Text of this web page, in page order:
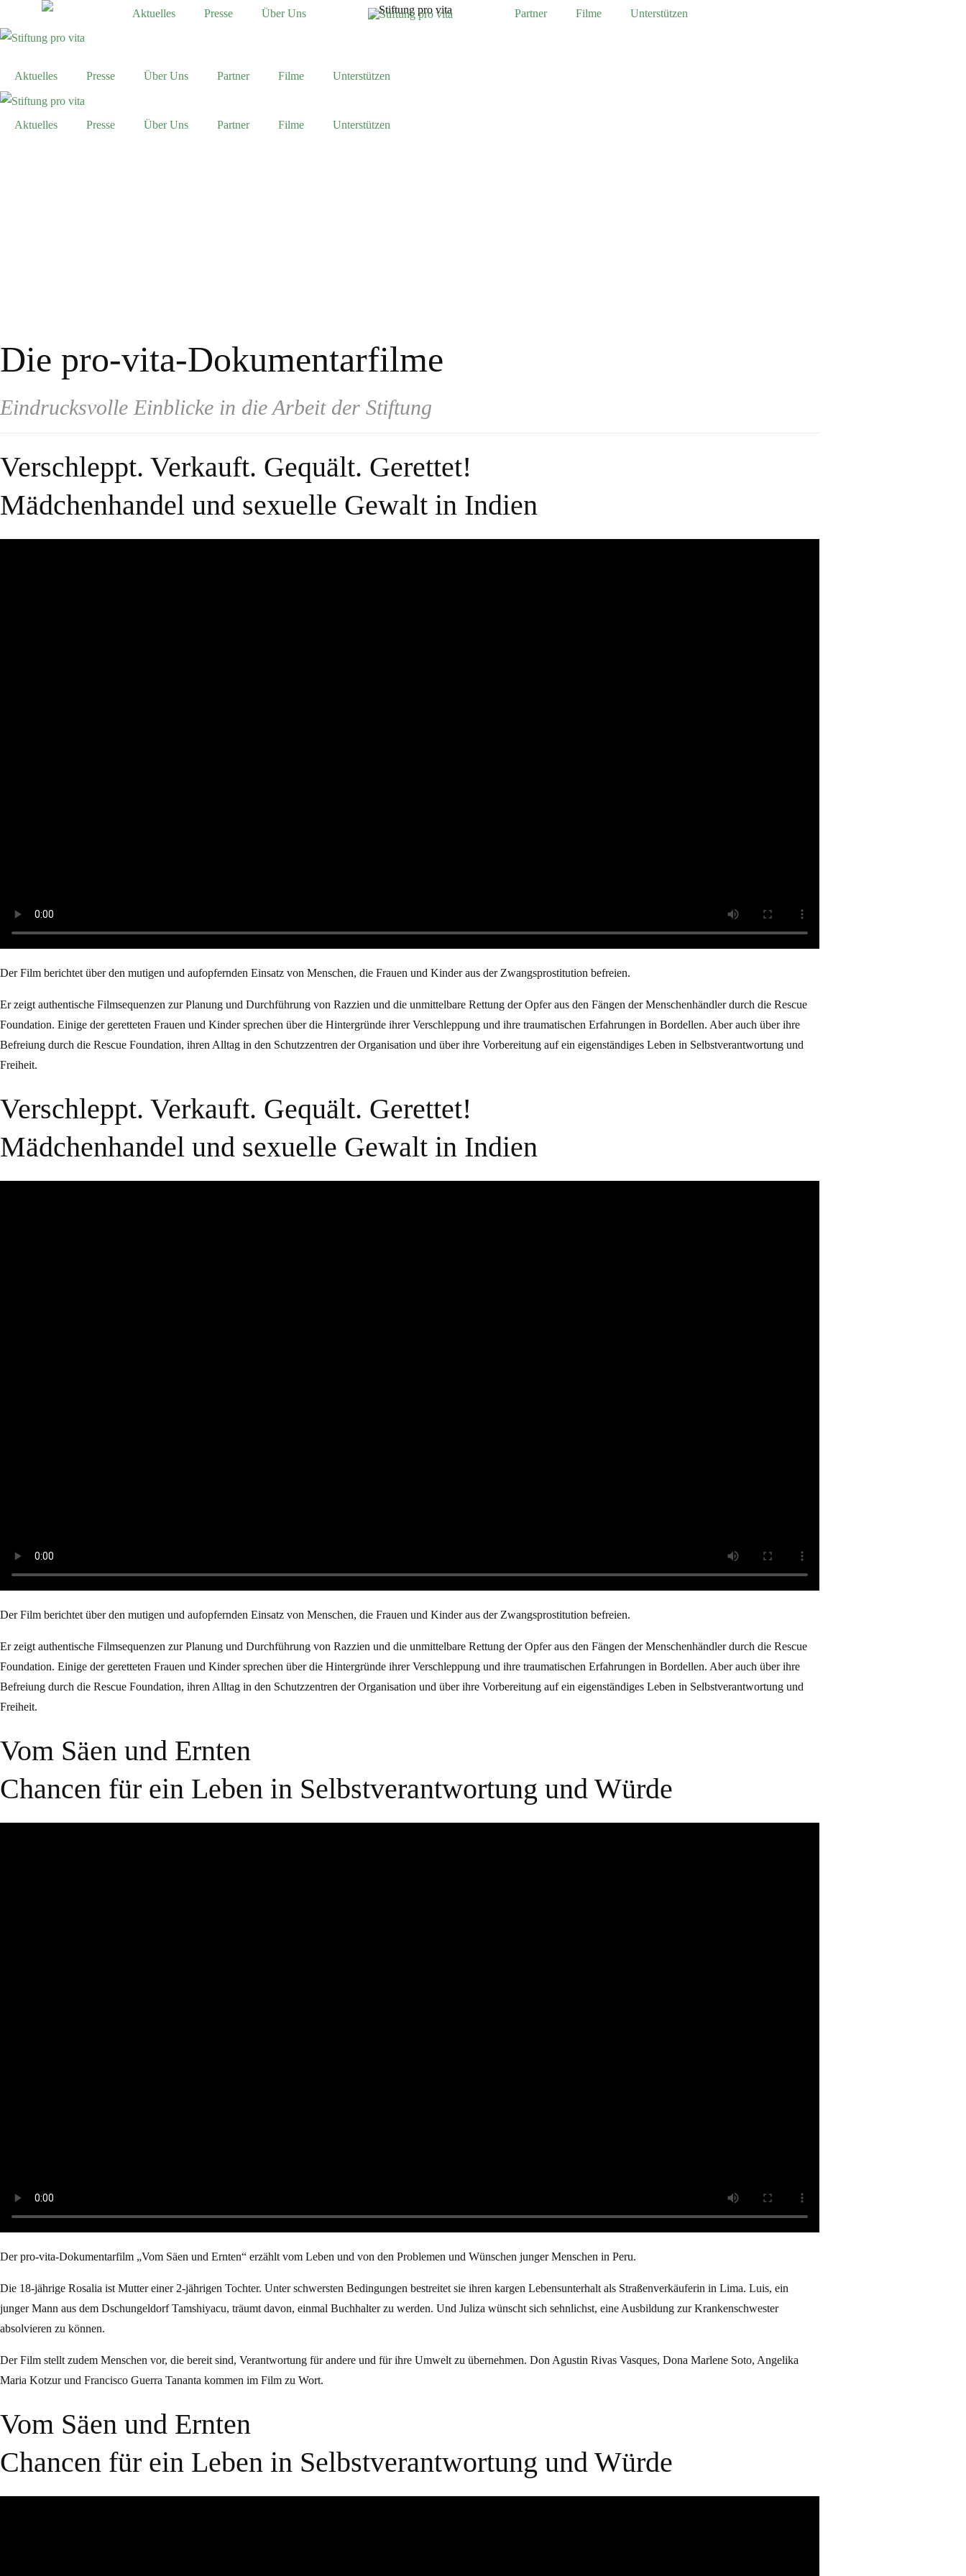
Aktuelles Presse Über Uns Partner Filme Unterstützen
Aktuelles Presse Über Uns Partner Filme Unterstützen
Aktuelles Presse Über Uns Partner Filme Unterstützen
Die pro-vita-Dokumentarfilme
Eindrucksvolle Einblicke in die Arbeit der Stiftung
Verschleppt. Verkauft. Gequält. Gerettet!
Mädchenhandel und sexuelle Gewalt in Indien
Der Film berichtet über den mutigen und aufopfernden Einsatz von Menschen, die Frauen und Kinder aus der Zwangsprostitution befreien.
Er zeigt authentische Filmsequenzen zur Planung und Durchführung von Razzien und die unmittelbare Rettung der Opfer aus den Fängen der Menschenhändler durch die Rescue
Foundation. Einige der geretteten Frauen und Kinder sprechen über die Hintergründe ihrer Verschleppung und ihre traumatischen Erfahrungen in Bordellen. Aber auch über ihre
Befreiung durch die Rescue Foundation, ihren Alltag in den Schutzzentren der Organisation und über ihre Vorbereitung auf ein eigenständiges Leben in Selbstverantwortung und
Freiheit.
Verschleppt. Verkauft. Gequält. Gerettet!
Mädchenhandel und sexuelle Gewalt in Indien
Der Film berichtet über den mutigen und aufopfernden Einsatz von Menschen, die Frauen und Kinder aus der Zwangsprostitution befreien.
Er zeigt authentische Filmsequenzen zur Planung und Durchführung von Razzien und die unmittelbare Rettung der Opfer aus den Fängen der Menschenhändler durch die Rescue
Foundation. Einige der geretteten Frauen und Kinder sprechen über die Hintergründe ihrer Verschleppung und ihre traumatischen Erfahrungen in Bordellen. Aber auch über ihre
Befreiung durch die Rescue Foundation, ihren Alltag in den Schutzzentren der Organisation und über ihre Vorbereitung auf ein eigenständiges Leben in Selbstverantwortung und
Freiheit.
Vom Säen und Ernten
Chancen für ein Leben in Selbst­verantwortung und Würde
Der pro-vita-Dokumentarfilm „Vom Säen und Ernten“ erzählt vom Leben und von den Problemen und Wünschen junger Menschen in Peru.
Die 18-jährige Rosalia ist Mutter einer 2-jährigen Tochter. Unter schwersten Bedingungen bestreitet sie ihren kargen Lebensunterhalt als Straßenverkäuferin in Lima. Luis, ein
junger Mann aus dem Dschungeldorf Tamshiyacu, träumt davon, einmal Buchhalter zu werden. Und Juliza wünscht sich sehnlichst, eine Ausbildung zur Krankenschwester
absolvieren zu können.
Der Film stellt zudem Menschen vor, die bereit sind, Verantwortung für andere und für ihre Umwelt zu übernehmen. Don Agustin Rivas Vasques, Dona Marlene Soto, Angelika
Maria Kotzur und Francisco Guerra Tananta kommen im Film zu Wort.
Vom Säen und Ernten
Chancen für ein Leben in Selbst­verantwortung und Würde